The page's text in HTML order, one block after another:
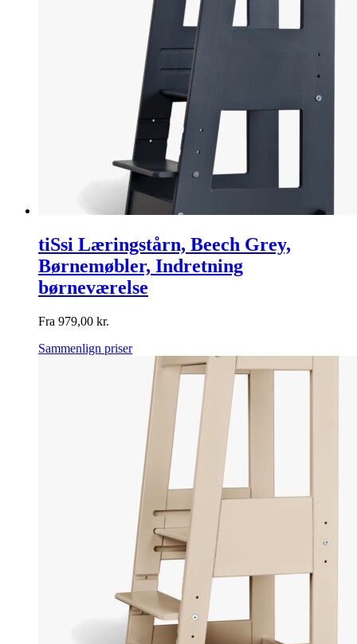
tiSsi Læringstårn, Beech Grey,
Børnemøbler, Indretning
børneværelse
Fra 979,00 kr.
Sammenlign priser